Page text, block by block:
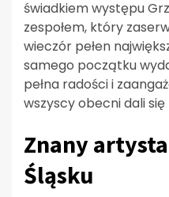
świadkiem występu
zespołem, który
wieczór pełen
samego początku
pełna radości i
wszyscy obecni dali
Znany
Śląsku